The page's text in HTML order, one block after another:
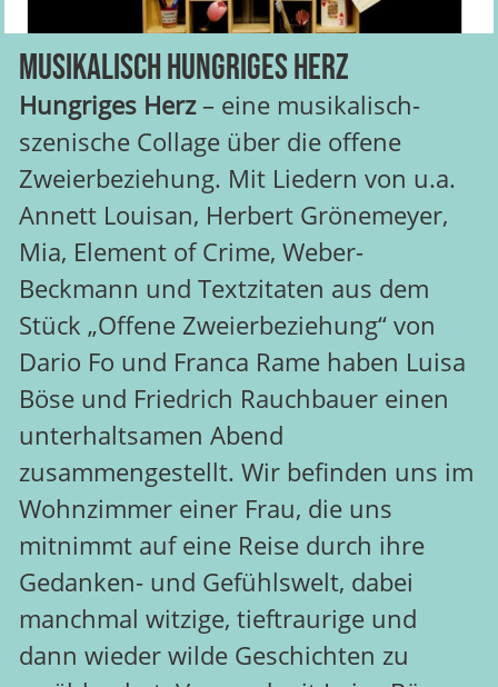
Musikalisch hungriges Herz
Hungriges Herz– eine musikalisch-
szenische Collage über die offene
Zweierbeziehung. Mit Liedern von u.a.
Annett Louisan, Herbert Grönemeyer,
Mia, Element of Crime, Weber-
Beckmann und Textzitaten aus dem
Stück „Offene Zweierbeziehung“ von
Dario Fo und Franca Rame haben Luisa
Böse und Friedrich Rauchbauer einen
unterhaltsamen Abend
zusammengestellt. Wir befinden uns im
Wohnzimmer einer Frau, die uns
mitnimmt auf eine Reise durch ihre
Gedanken- und Gefühlswelt, dabei
manchmal witzige, tieftraurige und
dann wieder wilde Geschichten zu